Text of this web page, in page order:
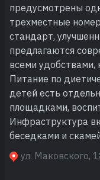
предусмотрены
трехместные
стандарт,
предлагаются
всеми удобствами,
Питание по
детей есть
площадками,
Инфраструктура
беседками и
ул. Маковского,